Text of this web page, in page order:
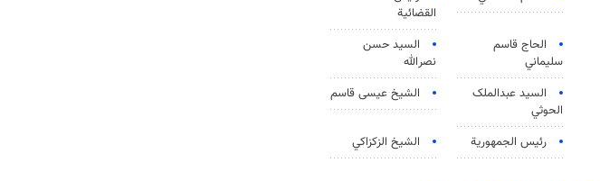
القضائیة
الحاج قاسم
سليماني
السيد حسن
نصرالله
السید عبدالملک
الحوثي
الشيخ عيسى قاسم
رئيس الجمهورية الشيخ الزكزاكي